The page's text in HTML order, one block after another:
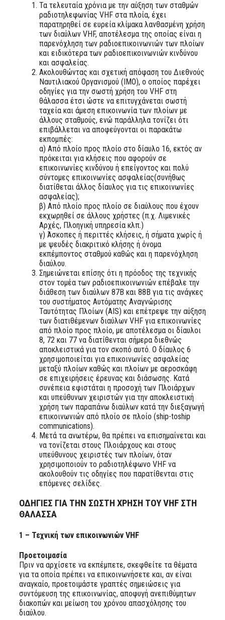
Τα τελευταία χρόνια με την αύξηση των σταθμών
ραδιοτηλεφωνίας VHF στα πλοία, έχει
παρατηρηθεί σε ευρεία κλίμακα λανθασμένη χρήση
των διαύλων VHF, αποτέλεσμα της οποίας είναι η
παρενόχληση των ραδιοεπικοινωνιών των πλοίων
και ειδικότερα των ραδιοεπικοινωνιών κινδύνου
και ασφαλείας.
Aκολουθώντας και σχετική απόφαση του Διεθνούς
Ναυτιλιακού Οργανισμού (ΙΜΟ), ο οποίος παρέχει
οδηγίες για την σωστή χρήση του VHF στη
θάλασσα έτσι ώστε να επιτυγχάνεται σωστή
ταχεία και άμεση επικοινωνία των πλοίων με
άλλους σταθμούς, ενώ παράλληλα τονίζει ότι
επιβάλλεται να αποφεύγονται οι παρακάτω
εκπομπές:
α) Από πλοίο προς πλοίο στο δίαυλο 16, εκτός αν
πρόκειται για κλήσεις που αφορούν σε
επικοινωνίες κινδύνου ή επείγοντος και πολύ
σύντομες επικοινωνίες ασφαλείας(συνήθως
διατίθεται άλλος δίαυλος για τις επικοινωνίες
ασφαλείας);
β) Από πλοίο προς πλοίο σε διαύλους που έχουν
εκχωρηθεί σε άλλους χρήστες (π.χ. Λιμενικές
Αρχές, Πλοηγική υπηρεσία κλπ.)
γ) Άσκοπες ή περιττές κλήσεις, ή σήματα χωρίς ή
με ψευδές διακριτικό κλήσης ή όνομα
εκπέμποντoς σταθμού καθώς και η παρενόχληση
διαύλου.
Σημειώνεται επίσης ότι η πρόοδος της τεχνικής
στον τομέα των ραδιοεπικοινωνιών επέβαλε την
διάθεση των διαύλων 87Β και 88Β για τις ανάγκες
του συστήματος Αυτόματης Αναγνώρισης
Ταυτότητας Πλοίων (AIS) και επέτρεψε την αύξηση
των διατιθέμενων διαύλων VHF για επικοινωνίες
από πλοίο προς πλοίο, με αποτέλεσμα οι δίαυλοι
8, 72 και 77 να διατίθενται σήμερα διεθνώς
αποκλειστικά για τον σκοπό αυτό. Ο δίαυλος 6
χρησιμοποιείται για επικοινωνίες ασφαλείας
μεταξύ πλοίων καθώς και πλοίων με αεροσκάφη
σε επιχειρήσεις έρευνας και διάσωσης. Κατά
συνέπεια εφιστάται η προσοχή των Πλοιάρχων
και υπεύθυνων χειριστών για την αποκλειστική
χρήση των παραπάνω διαύλων κατά την διεξαγωγή
επικοινωνιών από πλοίο σε πλοίο (ship-toship
communications).
Μετά τα ανωτέρω, θα πρέπει να επισημαίνεται και
να τονίζεται στους Πλοιάρχους και στους
υπεύθυνους χειριστές των πλοίων, όταν
χρησιμοποιούν το ραδιοτηλέφωνο VHF να
ακολουθούν τις οδηγίες που παρατίθενται στις
επόμενες σελίδες.
ΟΔΗΓΙΕΣ ΓΙΑ ΤΗΝ ΣΩΣΤΗ ΧΡΗΣΗ ΤΟΥ VHF ΣΤΗ
ΘΑΛΑΣΣΑ
1 – Τεχνική των επικοινωνιών VHF
Προετοιμασία
Πριν να αρχίσετε να εκπέμπετε, σκεφθείτε τα θέματα
για τα οποία πρέπει να επικοινωνήσετε και, αν είναι
αναγκαίο, προετοιμάστε γραπτές σημειώσεις για
συντόμευση της επικοινωνίας, αποφυγή ανεπιθύμητων
διακοπών και μείωση του χρόνου απασχόλησης του
διαύλου.